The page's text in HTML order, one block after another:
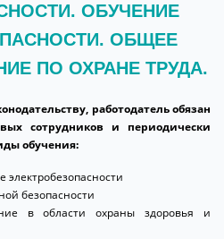
ОБУЧЕНИЕ
ОБЩЕЕ
ПО ОХРАНЕ ТРУДА.
работодатель обязан
сотрудников и периодически
обучения:
электробезопасности
безопасности
в области охраны здоровья и